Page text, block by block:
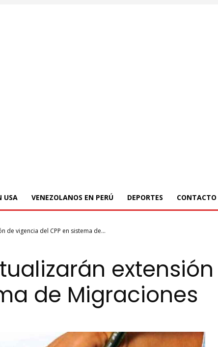
USA VENEZOLANOS EN PERÚ DEPORTES CONTACTO
de vigencia del CPP en sistema de...
de Migraciones